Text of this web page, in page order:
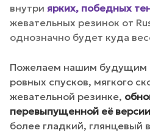
внутри ярких, победных
жевательных резинок от
однозначно будет куда
Пожелаем нашим будущим
ровных спусков, мягкого
жевательной резинке,
перевыпущенной её версии
более гладкий, глянцевый